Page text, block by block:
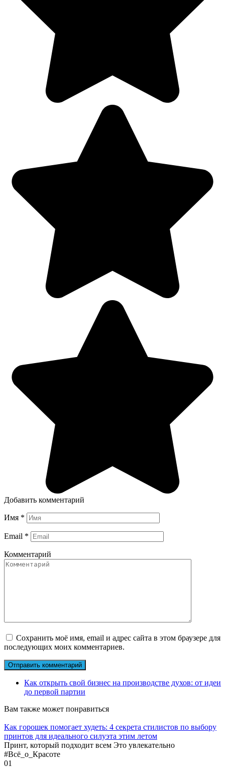
Добавить комментарий
Имя *
Email *
Комментарий
Сохранить моё имя, email и адрес сайта в этом браузере для
последующих моих комментариев.
Как открыть свой бизнес на производстве духов: от идеи
до первой партии
Вам также может понравиться
Как горошек помогает худеть: 4 секрета стилистов по выбору
принтов для идеального силуэта этим летом
Принт, который подходит всем Это увлекательно
#Всё_о_Красоте
01